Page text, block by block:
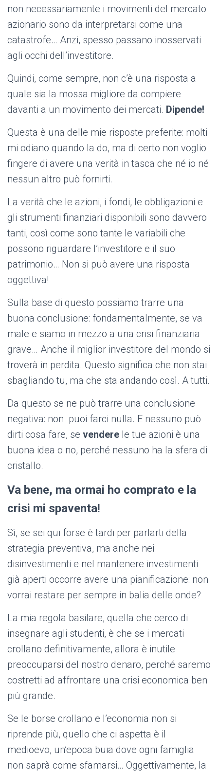
non necessariamente i movimenti del mercato
azionario sono da interpretarsi come una
catastrofe… Anzi, spesso passano inosservati
agli occhi dell’investitore.
Quindi, come sempre, non c’è una risposta a
quale sia la mossa migliore da compiere
davanti a un movimento dei mercati. Dipende!
Questa è una delle mie risposte preferite: molti
mi odiano quando la do, ma di certo non voglio
fingere di avere una verità in tasca che né io né
nessun altro può fornirti.
La verità che le azioni, i fondi, le obbligazioni e
gli strumenti finanziari disponibili sono davvero
tanti, così come sono tante le variabili che
possono riguardare l’investitore e il suo
patrimonio… Non si può avere una risposta
oggettiva!
Sulla base di questo possiamo trarre una
buona conclusione: fondamentalmente, se va
male e siamo in mezzo a una crisi finanziaria
grave… Anche il miglior investitore del mondo si
troverà in perdita. Questo significa che non stai
sbagliando tu, ma che sta andando così. A tutti.
Da questo se ne può trarre una conclusione
negativa: non puoi farci nulla. E nessuno può
dirti cosa fare, se vendere le tue azioni è una
buona idea o no, perché nessuno ha la sfera di
cristallo.
Va bene, ma ormai ho comprato e la
crisi mi spaventa!
Sì, se sei qui forse è tardi per parlarti della
strategia preventiva, ma anche nei
disinvestimenti e nel mantenere investimenti
già aperti occorre avere una pianificazione: non
vorrai restare per sempre in balia delle onde?
La mia regola basilare, quella che cerco di
insegnare agli studenti, è che se i mercati
crollano definitivamente, allora è inutile
preoccuparsi del nostro denaro, perché saremo
costretti ad affrontare una crisi economica ben
più grande.
Se le borse crollano e l’economia non si
riprende più, quello che ci aspetta è il
medioevo, un’epoca buia dove ogni famiglia
non saprà come sfamarsi… Oggettivamente, la